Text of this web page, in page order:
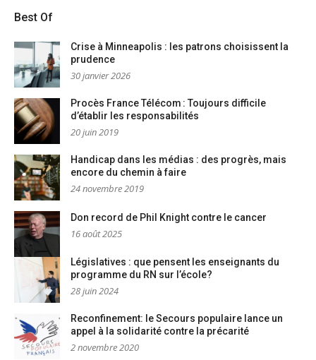
Best Of
Crise à Minneapolis : les patrons choisissent la
prudence
30 janvier 2026
Procès France Télécom : Toujours difficile
d’établir les responsabilités
20 juin 2019
Handicap dans les médias : des progrès, mais
encore du chemin à faire
24 novembre 2019
Don record de Phil Knight contre le cancer
16 août 2025
Législatives : que pensent les enseignants du
programme du RN sur l’école?
28 juin 2024
Reconfinement: le Secours populaire lance un
appel à la solidarité contre la précarité
2 novembre 2020